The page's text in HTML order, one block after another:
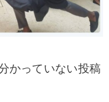
かっていない投稿